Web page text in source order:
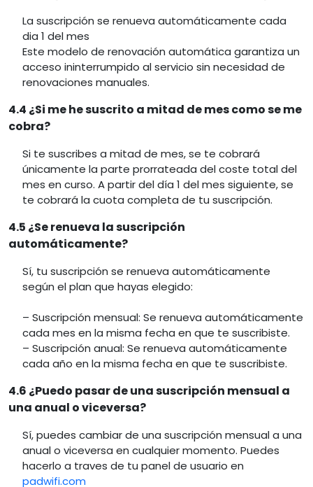
La suscripción se renueva automáticamente cada
dia 1 del mes
Este modelo de renovación automática garantiza un
acceso ininterrumpido al servicio sin necesidad de
renovaciones manuales.
4.4 ¿Si me he suscrito a mitad de mes como se me
cobra?
Si te suscribes a mitad de mes, se te cobrará
únicamente la parte prorrateada del coste total del
mes en curso. A partir del día 1 del mes siguiente, se
te cobrará la cuota completa de tu suscripción.
4.5 ¿Se renueva la suscripción
automáticamente?
Sí, tu suscripción se renueva automáticamente
según el plan que hayas elegido:
– Suscripción mensual: Se renueva automáticamente
cada mes en la misma fecha en que te suscribiste.
– Suscripción anual: Se renueva automáticamente
cada año en la misma fecha en que te suscribiste.
4.6 ¿Puedo pasar de una suscripción mensual a
una anual o viceversa?
Sí, puedes cambiar de una suscripción mensual a una
anual o viceversa en cualquier momento. Puedes
hacerlo a traves de tu panel de usuario en
padwifi.com